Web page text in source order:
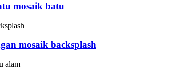
mosaik batu
mosaik backsplash